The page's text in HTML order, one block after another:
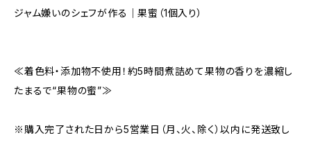
ジャム嫌いのシェフが作る｜果蜜（1個入り）
≪着色料・添加物不使用！約5時間煮詰めて果物の香りを濃縮し
たまるで“果物の蜜”≫
※購入完了された日から5営業日（月、火、除く）以内に発送致し